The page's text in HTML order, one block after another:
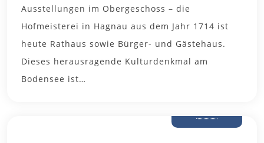
Ausstellungen im Obergeschoss – die
Hofmeisterei in Hagnau aus dem Jahr 1714 ist
heute Rathaus sowie Bürger- und Gästehaus.
Dieses herausragende Kulturdenkmal am
Bodensee ist…